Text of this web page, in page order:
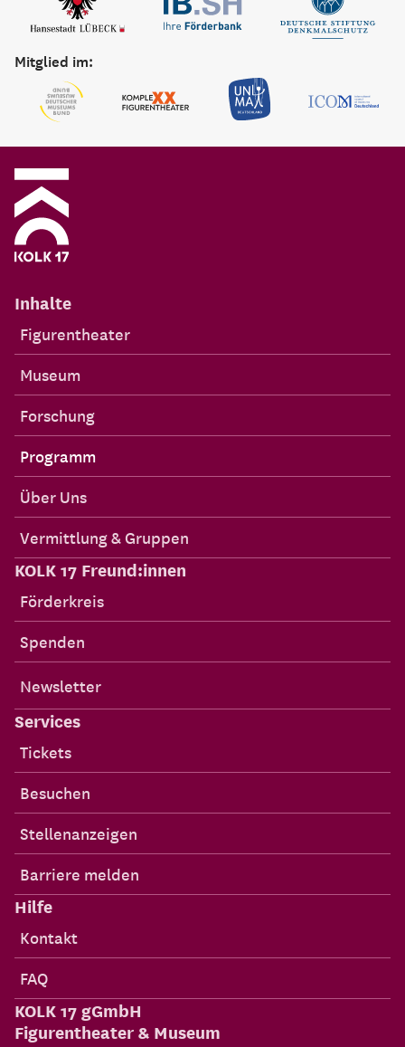
Mitglied im:
Inhalte
Figurentheater
Museum
Forschung
Programm
Über Uns
Vermittlung & Gruppen
KOLK 17 Freund:innen
Förderkreis
Spenden
Newsletter
Services
Tickets
Besuchen
Stellenanzeigen
Barriere melden
Hilfe
Kontakt
FAQ
KOLK 17 gGmbH
Figurentheater & Museum